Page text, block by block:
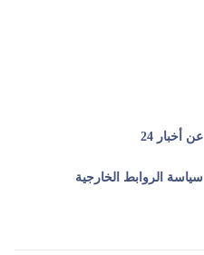
عن أخبار 24
سياسة الروابط الخارجية